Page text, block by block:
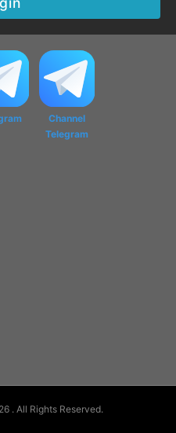
Channel
Telegram
. All Rights Reserved.